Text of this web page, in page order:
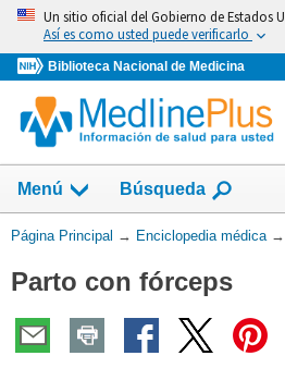
Omita
vaya
al
Contenido
Un sitio oficial del Gobierno de Estados
Así es como usted puede verificarlo
Biblioteca Nacional de Medicina
Menú Búsqueda
Usted
aquí:
Página Principal → Enciclopedia médica →
Parto con fórceps